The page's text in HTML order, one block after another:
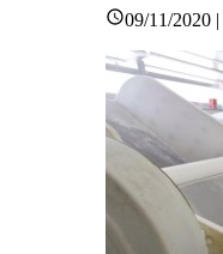
09/11/2020